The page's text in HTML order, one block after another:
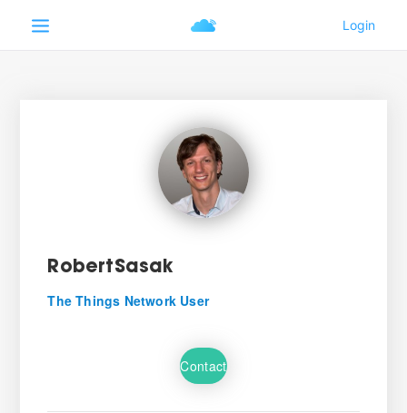
RobertSasak
The Things Network User
Contact